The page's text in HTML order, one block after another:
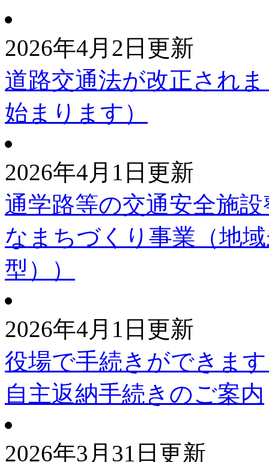
2026年4月2日更新
道路交通法が改正され
始まります）
2026年4月1日更新
通学路等の交通安全施
なまちづくり事業（地
型））
2026年4月1日更新
役場で手続きができま
自主返納手続きのご案内
2026年3月31日更新